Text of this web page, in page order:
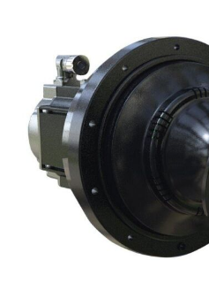
obrázky